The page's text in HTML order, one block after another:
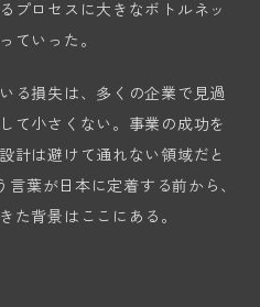
プロセスに大きなボトルネッ
ていった。
る損失は、多くの企業で見過
て小さくない。事業の成功を
計は避けて通れない領域だと
葉が日本に定着する前から、
た背景はここにある。